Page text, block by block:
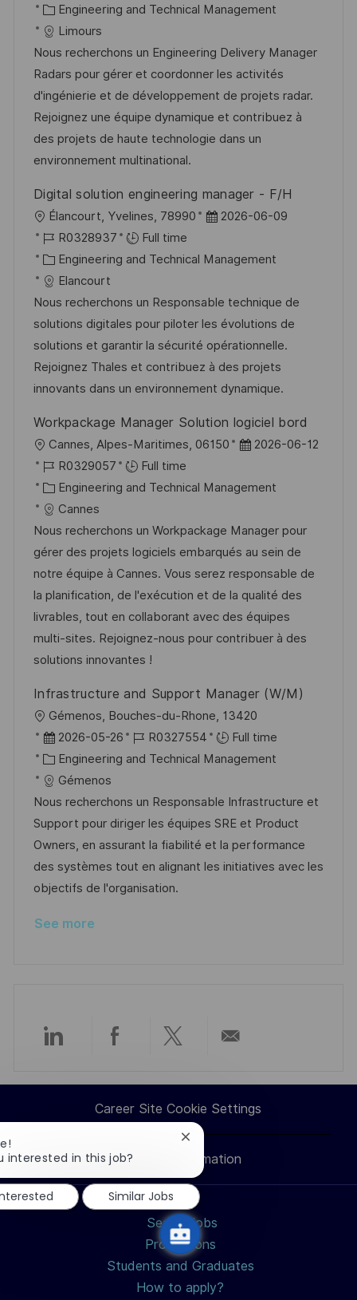
c
a
t
i
o
n
s
e
d
D
a
t
o
b
I
d
C
a
t
e
g
o
r
y
Engineering and Technical Management
Limours
Nous recherchons un Engineering Delivery Manager
Radars pour gérer et coordonner les activités
d'ingénierie et de développement de projets radar.
Rejoignez une équipe dynamique et contribuez à
des projets de haute technologie dans un
environnement multinational.
Digital solution engineering manager - F/H
L
o
c
a
t
i
o
n
Élancourt, Yvelines, 78990
P
s
e
d
D
a
t
2026-06-09
J
o
b
I
d
R0328937
Full time
C
a
t
e
g
o
r
Engineering and Technical Management
Elancourt
Nous recherchons un Responsable technique de
solutions digitales pour piloter les évolutions de
solutions et garantir la sécurité opérationnelle.
Rejoignez Thales et contribuez à des projets
innovants dans un environnement dynamique.
Workpackage Manager Solution logiciel bord
L
o
c
a
t
i
o
n
Cannes, Alpes-Maritimes, 06150
P
s
e
d
D
a
t
e
2026-06-12
J
o
b
I
d
R0329057
Full time
C
a
t
e
g
o
r
y
Engineering and Technical Management
Cannes
Nous recherchons un Workpackage Manager pour
gérer des projets logiciels embarqués au sein de
notre équipe à Cannes. Vous serez responsable de
la planification, de l'exécution et de la qualité des
livrables, tout en collaborant avec des équipes
multi-sites. Rejoignez-nous pour contribuer à des
solutions innovantes !
Infrastructure and Support Manager (W/M)
L
o
c
a
t
i
o
n
Gémenos, Bouches-du-Rhone, 13420
P
o
s
t
e
d
D
a
e
2026-05-26
J
o
I
d
R0327554
Full time
C
a
t
e
g
o
r
Engineering and Technical Management
Gémenos
Nous recherchons un Responsable Infrastructure et
Support pour diriger les équipes SRE et Product
Owners, en assurant la fiabilité et la performance
des systèmes tout en alignant les initiatives avec les
objectifs de l'organisation.
See more
Share
via
LinkedIn
Share
via
Facebook
Share
via
twitter
via
email
Career Site Cookie Settings
Personal Information
Search jobs
Professions
Students and Graduates
How to apply?
interested in this job?
Close
chatbot
notification
Similar Jobs